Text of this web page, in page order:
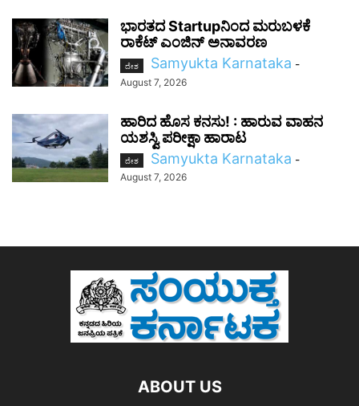
ಭಾರತದ Startupನಿಂದ ಮರುಬಳಕೆ
ರಾಕೆಟ್ ಎಂಜಿನ್ ಅನಾವರಣ
ದೇಶ Samyukta Karnataka -
August 7, 2026
ಹಾರಿದ ಹೊಸ ಕನಸು! : ಹಾರುವ ವಾಹನ
ಯಶಸ್ವಿ ಪರೀಕ್ಷಾ ಹಾರಾಟ
ದೇಶ Samyukta Karnataka -
August 7, 2026
ABOUT US